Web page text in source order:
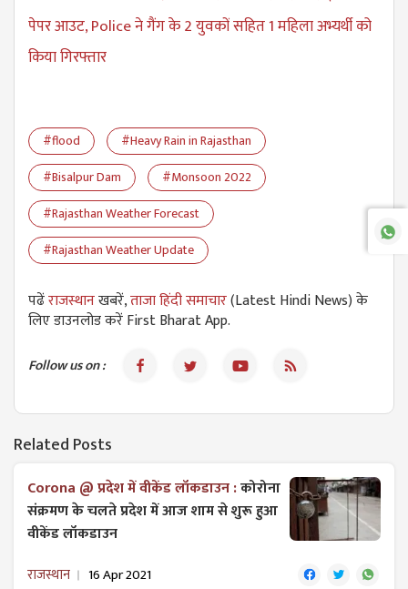
पेपर आउट, Police ने गैंग के 2 युवकों सहित 1 महिला अभ्यर्थी को
किया गिरफ्तार
#flood
#Heavy Rain in Rajasthan
#Bisalpur Dam
#Monsoon 2022
#Rajasthan Weather Forecast
#Rajasthan Weather Update
पढेंराजस्थानखबरें,ताजा हिंदी समाचार(Latest Hindi News) के
लिए डाउनलोड करें First Bharat App.
Follow us on :
Related Posts
Corona @ प्रदेश में वीकेंड लॉकडाउन :कोरोना
संक्रमण के चलते प्रदेश में आज शाम से शुरू हुआ
वीकेंड लॉकडाउन
राजस्थान 16 Apr 2021